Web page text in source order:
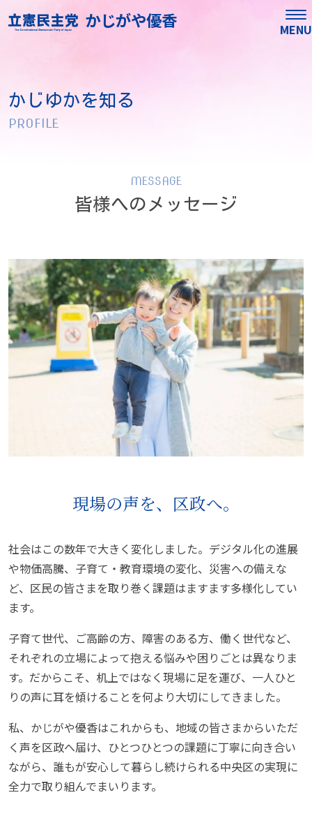
かじがや優香 MENU
かじゆかを知る
PROFILE
MESSAGE
皆様へのメッセージ
現場の声を、 区政へ。
社会はこの数年で大きく変化しました。デジタル化の進展
や物価高騰、子育て・教育環境の変化、災害への備えな
ど、区民の皆さまを取り巻く課題はますます多様化してい
ます。
子育て世代、ご高齢の方、障害のある方、働く世代など、
それぞれの立場によって抱える悩みや困りごとは異なりま
す。だからこそ、机上ではなく現場に足を運び、一人ひと
りの声に耳を傾けることを何より大切にしてきました。
私、かじがや優香はこれからも、地域の皆さまからいただ
く声を区政へ届け、ひとつひとつの課題に丁寧に向き合い
ながら、誰もが安心して暮らし続けられる中央区の実現に
全力で取り組んでまいります。